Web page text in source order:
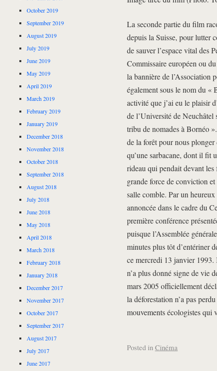
La seconde partie du film
depuis la Suisse, pour lutter
de sauver l’espace vital des
Commissaire européen ou
la bannière de l’Association
également sous le nom du «
activité que j’ai eu le plaisir
de l’Université de
tribu de nomades à Bornéo
de la forêt pour nous plonger
qu’une sarbacane, dont il fit
rideau qui pendait devant les
grande force de conviction
salle comble. Par un
annoncée dans le cadre du
première conférence
puisque l’Assemblée
minutes plus tôt d’entériner
ce mercredi 13 janvier
n’a plus donné signe de vie
mars 2005 officiellement
la déforestation n’a pas
mouvements écologistes qui
Posted in Cinéma
October 2019
September 2019
August 2019
July 2019
June 2019
May 2019
April 2019
March 2019
February 2019
January 2019
December 2018
November 2018
October 2018
September 2018
August 2018
July 2018
June 2018
May 2018
April 2018
March 2018
February 2018
January 2018
December 2017
November 2017
October 2017
September 2017
August 2017
July 2017
June 2017